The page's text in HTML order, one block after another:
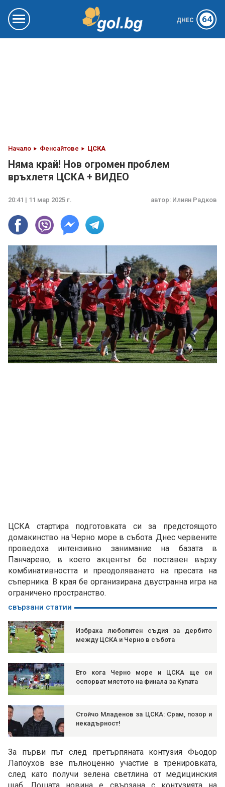
ДНЕС 64
Начало Фенсайтове ЦСКА
Няма край! Нов огромен проблем
връхлетя ЦСКА + ВИДЕО
20:41 | 11 мар 2025 г. автор: Илиян Радков
ЦСКА стартира подготовката си за предстоящото
домакинство на Черно море в събота. Днес червените
проведоха интензивно занимание на базата в
Панчарево, в което акцентът бе поставен върху
комбинативността и преодоляването на пресата на
съперника. В края бе организирана двустранна игра на
ограничено пространство.
свързани статии
Избраха любопитен съдия за дербито
между ЦСКА и Черно в събота
Ето кога Черно море и ЦСКА ще си
оспорват мястото на финала за Купата
Стойчо Младенов за ЦСКА: Срам, позор и
некадърност!
За първи път след претърпяната контузия Фьодор
Лапоухов взе пълноценно участие в тренировката,
след като получи зелена светлина от медицинския